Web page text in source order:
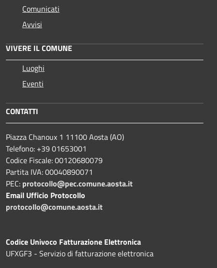
Comunicati
Avvisi
VIVERE IL COMUNE
Luoghi
Eventi
CONTATTI
Piazza Chanoux 1 11100 Aosta (AO)
Telefono: +39 01653001
Codice Fiscale: 00120680079
Partita IVA: 00040890071
PEC: protocollo@pec.comune.aosta.it
Email Ufficio Protocollo
protocollo@comune.aosta.it
Codice Univoco Fatturazione Elettronica
UFXGF3 - Servizio di fatturazione elettronica